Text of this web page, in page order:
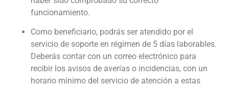
funcionamiento.
Como beneficiario, podrás ser atendido por el
servicio de soporte en régimen de 5 días laborables.
Deberás contar con un correo electrónico para
recibir los avisos de averías o incidencias, con un
horario mínimo del servicio de atención a estas